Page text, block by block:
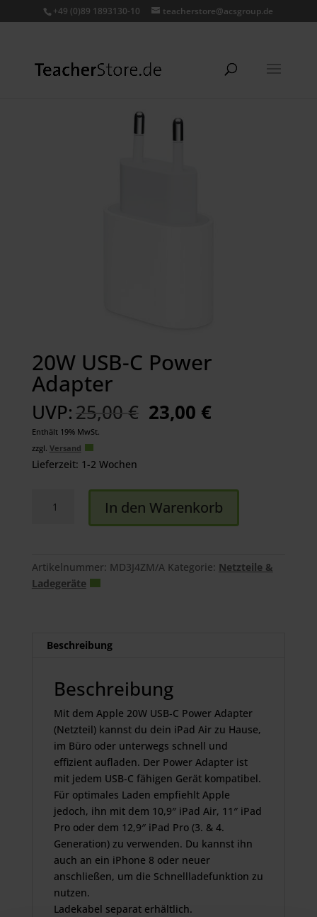
+49 (0)89 1893130-10 teacherstore@acsgroup.de
20W USB-C Power
Adapter
UVP:25,00 € Ursprünglicher
Preis
23,00 €Aktueller
Preis
Enthält 19% MwSt.
zzgl. Versand
Lieferzeit: 1-2 Wochen
Adapter
Menge
In den Warenkorb
Artikelnummer: MD3J4ZM/A Kategorie: Netzteile &
Ladegeräte
Beschreibung
Beschreibung
Mit dem Apple 20W USB‑C Power Adapter
(Netzteil) kannst du dein iPad Air zu Hause,
im Büro oder unterwegs schnell und
effizient aufladen. Der Power Adapter ist
mit jedem USB‑C fähigen Gerät kompatibel.
Für optimales Laden empfiehlt Apple
jedoch, ihn mit dem 10,9″ iPad Air, 11″ iPad
Pro oder dem 12,9″ iPad Pro (3. & 4.
Generation) zu verwenden. Du kannst ihn
auch an ein iPhone 8 oder neuer
anschließen, um die Schnellladefunktion zu
nutzen.
Ladekabel separat erhältlich.